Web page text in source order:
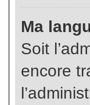
Ma
Soit
encore